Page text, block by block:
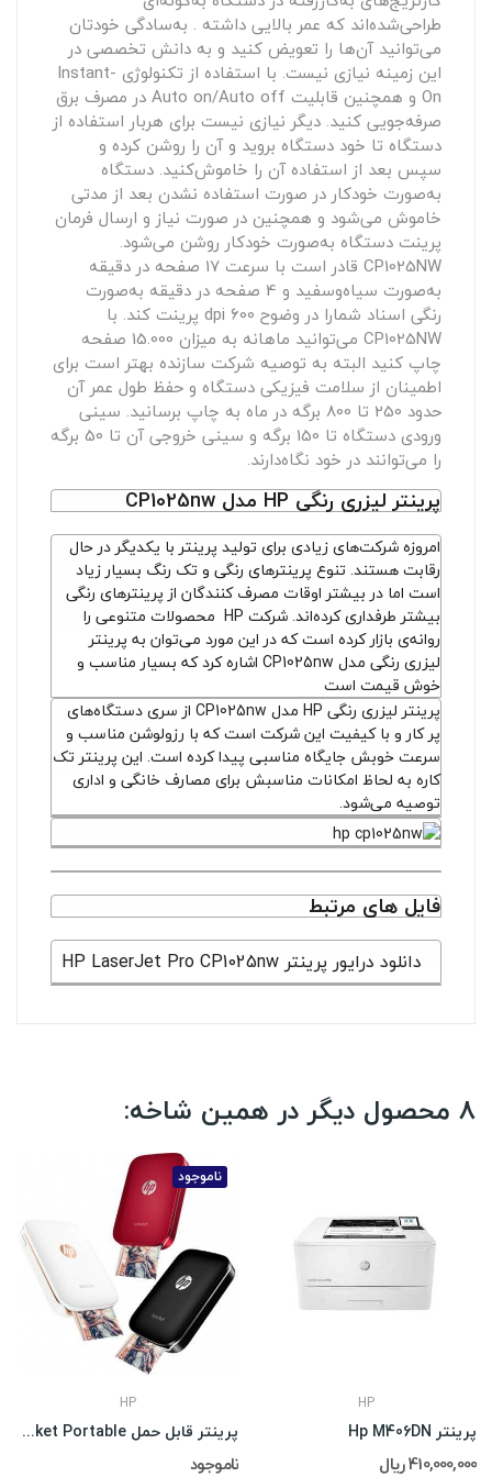
طراحی‌شده‌اند که عمر بالایی داشته . به‌سادگی خودتان
می‌توانید آن‌ها را تعویض کنید و به دانش تخصصی در
این زمینه نیازی نیست. با استفاده از تکنولوژی Instant-
On و همچنین قابلیت‌ Auto on/Auto off در مصرف برق
صرفه‌جویی کنید. دیگر نیازی نیست برای هربار استفاده از
دستگاه تا خود دستگاه بروید و آن را روشن کرده و
سپس بعد از استفاده آن را خاموش‌کنید. دستگاه
به‌صورت خودکار در صورت استفاده نشدن بعد از مدتی
خاموش می‌شود و همچنین در صورت نیاز و ارسال فرمان
پرینت دستگاه به‌صورت خودکار روشن می‌شود.
CP1025NW قادر است با سرعت 17 صفحه در دقیقه
به‌صورت سیاه‌وسفید و 4 صفحه در دقیقه به‌صورت
رنگی اسناد شمارا در وضوح 600 dpi پرینت کند. با
CP1025NW می‌توانید ماهانه به میزان 15.000 صفحه
چاپ کنید البته به توصیه شرکت سازنده بهتر است برای
اطمینان از سلامت فیزیکی دستگاه و حفظ طول عمر آن
حدود 250 تا 800 برگه در ماه به چاپ برسانید. سینی
ورودی دستگاه تا 150 برگه و سینی خروجی آن تا 50 برگه
را می‌توانند در خود نگاه‌دارند.
پرینتر لیزری رنگی HP مدل CP1025nw
امروزه شرکت‌های زیادی برای تولید پرینتر با یکدیگر در حال
رقابت هستند. تنوع پرینترهای رنگی و تک رنگ بسیار زیاد
است اما در بیشتر اوقات مصرف کنندگان از پرینترهای رنگی
بیشتر طرفداری کرده‌اند. شرکت HP محصولات متنوعی را
روانه‌ی بازار کرده است که در این مورد می‌توان به پرینتر
لیزری رنگی مدل CP1025nw اشاره کرد که بسیار مناسب و
خوش قیمت است
پرینتر لیزری رنگی HP مدل CP1025nw از سری دستگاه‌های
پر کار و با کیفیت این شرکت است که با رزولوشن مناسب و
سرعت خوبش جایگاه مناسبی پیدا کرده است. این پرینتر تک
کاره به لحاظ امکانات مناسبش برای مصارف خانگی و اداری
توصیه می‌شود.
فایل های مرتبط
دانلود درایور پرینتر HP LaserJet Pro CP1025nw
8 محصول دیگر در همین شاخه:
ناموجود
HP
پرینتر قابل حمل HP Sprocket Portable
ناموجود
HP
پرینتر Hp M406DN
410,000,000 ریال